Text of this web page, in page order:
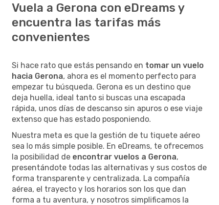
Vuela a Gerona con eDreams y
encuentra las tarifas más
convenientes
Si hace rato que estás pensando en tomar un vuelo
hacia Gerona, ahora es el momento perfecto para
empezar tu búsqueda. Gerona es un destino que
deja huella, ideal tanto si buscas una escapada
rápida, unos días de descanso sin apuros o ese viaje
extenso que has estado posponiendo.
Nuestra meta es que la gestión de tu tiquete aéreo
sea lo más simple posible. En eDreams, te ofrecemos
la posibilidad de encontrar vuelos a Gerona,
presentándote todas las alternativas y sus costos de
forma transparente y centralizada. La compañía
aérea, el trayecto y los horarios son los que dan
forma a tu aventura, y nosotros simplificamos la